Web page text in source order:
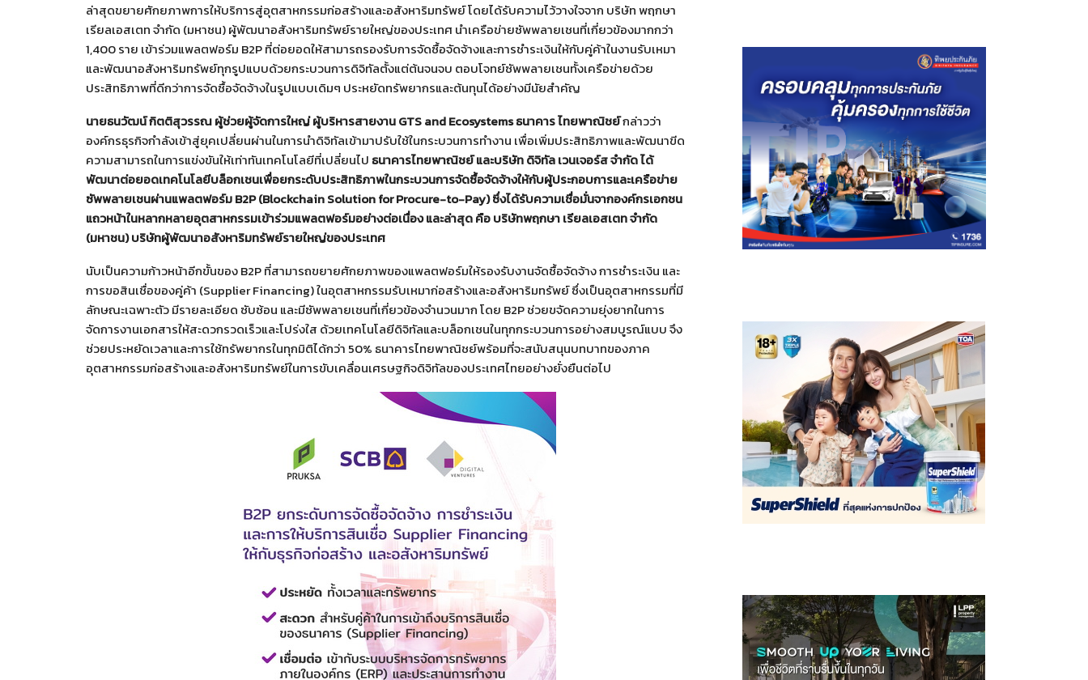
ล่าสุดขยายศักยภาพการให้บริการสู่อุตสาหกรรมก่อสร้างและอสังหาริมทรัพย์ โดยได้รับความไว้วางใจจาก บริษัท พฤกษา
เรียลเอสเตท จำกัด (มหาชน) ผู้พัฒนาอสังหาริมทรัพย์รายใหญ่ของประเทศ นำเครือข่ายซัพพลายเชนที่เกี่ยวข้องมากกว่า
1,400 ราย เข้าร่วมแพลตฟอร์ม B2P ที่ต่อยอดให้สามารถรองรับการจัดซื้อจัดจ้างและการชำระเงินให้กับคู่ค้าในงานรับเหมา
และพัฒนาอสังหาริมทรัพย์ทุกรูปแบบด้วยกระบวนการดิจิทัลตั้งแต่ต้นจนจบ ตอบโจทย์ซัพพลายเชนทั้งเครือข่ายด้วย
ประสิทธิภาพที่ดีกว่าการจัดซื้อจัดจ้างในรูปแบบเดิมๆ ประหยัดทรัพยากรและต้นทุนได้อย่างมีนัยสำคัญ
นายธนวัฒน์ กิตติสุวรรณ ผู้ช่วยผู้จัดการใหญ่ ผู้บริหารสายงานGTS and Ecosystems ธนาคาร ไทยพาณิชย์กล่าวว่า
องค์กรธุรกิจกำลังเข้าสู่ยุคเปลี่ยนผ่านในการนำดิจิทัลเข้ามาปรับใช้ในกระบวนการทำงาน เพื่อเพิ่มประสิทธิภาพและพัฒนาขีด
ความสามารถในการแข่งขันให้เท่าทันเทคโนโลยีที่เปลี่ยนไป ธนาคารไทยพาณิชย์ และบริษัท ดิจิทัล เวนเจอร์ส จำกัด ได้
พัฒนาต่อยอดเทคโนโลยีบล็อกเชนเพื่อยกระดับประสิทธิภาพในกระบวนการจัดซื้อจัดจ้างให้กับผู้ประกอบการและเครือข่าย
ซัพพลายเชนผ่านแพลตฟอร์มB2P (Blockchain Solution for Procure-to-Pay) ซึ่งได้รับความเชื่อมั่นจากองค์กรเอกชน
แถวหน้าในหลากหลายอุตสาหกรรมเข้าร่วมแพลตฟอร์มอย่างต่อเนื่อง และล่าสุด คือ บริษัทพฤกษา เรียลเอสเตท จำกัด
(มหาชน) บริษัทผู้พัฒนาอสังหาริมทรัพย์รายใหญ่ของประเทศ
นับเป็นความก้าวหน้าอีกขั้นของ B2P ที่สามารถขยายศักยภาพของแพลตฟอร์มให้รองรับงานจัดซื้อจัดจ้าง การชำระเงิน และ
การขอสินเชื่อของคู่ค้า (Supplier Financing) ในอุตสาหกรรมรับเหมาก่อสร้างและอสังหาริมทรัพย์ ซึ่งเป็นอุตสาหกรรมที่มี
ลักษณะเฉพาะตัว มีรายละเอียด ซับซ้อน และมีซัพพลายเชนที่เกี่ยวข้องจำนวนมาก โดย B2P ช่วยขจัดความยุ่งยากในการ
จัดการงานเอกสารให้สะดวกรวดเร็วและโปร่งใส ด้วยเทคโนโลยีดิจิทัลและบล็อกเชนในทุกกระบวนการอย่างสมบูรณ์แบบ จึง
ช่วยประหยัดเวลาและการใช้ทรัพยากรในทุกมิติได้กว่า 50% ธนาคารไทยพาณิชย์พร้อมที่จะสนับสนุนบทบาทของภาค
อุตสาหกรรมก่อสร้างและอสังหาริมทรัพย์ในการขับเคลื่อนเศรษฐกิจดิจิทัลของประเทศไทยอย่างยั่งยืนต่อไป